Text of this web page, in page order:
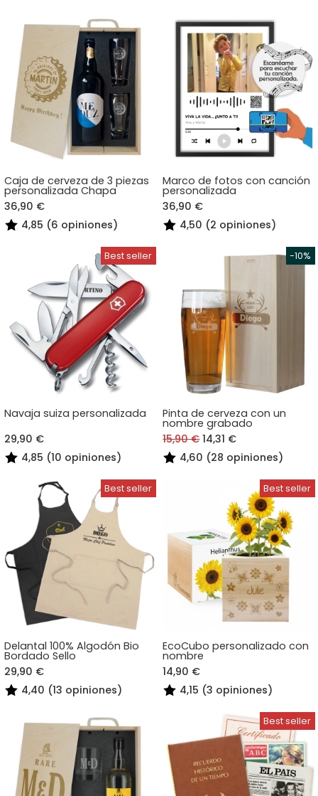
Caja de cerveza de 3 piezas
personalizada Chapa
36,90 €
4,85 (6 opiniones)
Marco de fotos con canción
personalizada
36,90 €
4,50 (2 opiniones)
Navaja suiza personalizada
29,90 €
4,85 (10 opiniones)
Pinta de cerveza con un
nombre grabado
15,90 €14,31 €
4,60 (28 opiniones)
Delantal 100% Algodón Bio
Bordado Sello
29,90 €
4,40 (13 opiniones)
EcoCubo personalizado con
nombre
14,90 €
4,15 (3 opiniones)